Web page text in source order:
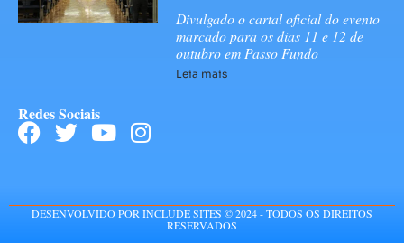
Divulgado o cartal oficial do evento
marcado para os dias 11 e 12 de
outubro em Passo Fundo
Leia mais
Redes Sociais
DESENVOLVIDO POR INCLUDE SITES © 2024 - TODOS OS DIREITOS
RESERVADOS